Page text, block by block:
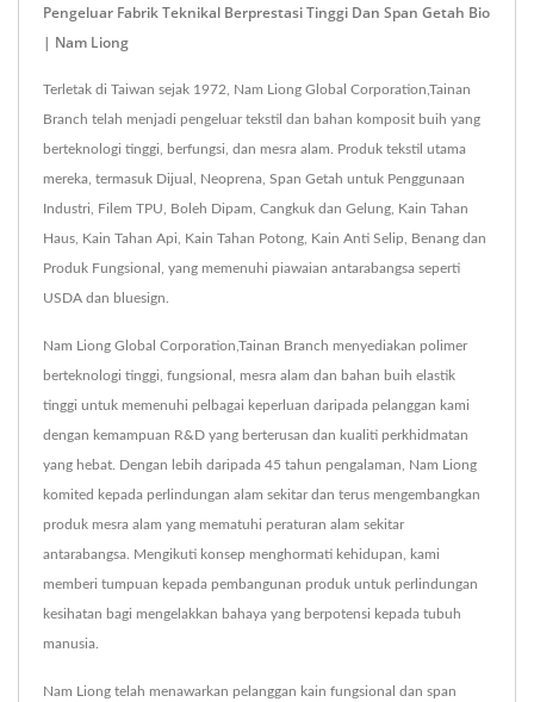
Pengeluar Fabrik Teknikal Berprestasi Tinggi Dan Span Getah Bio
| Nam Liong
Terletak di Taiwan sejak 1972, Nam Liong Global Corporation,Tainan
Branch telah menjadi pengeluar tekstil dan bahan komposit buih yang
berteknologi tinggi, berfungsi, dan mesra alam. Produk tekstil utama
mereka, termasuk Dijual, Neoprena, Span Getah untuk Penggunaan
Industri, Filem TPU, Boleh Dipam, Cangkuk dan Gelung, Kain Tahan
Haus, Kain Tahan Api, Kain Tahan Potong, Kain Anti Selip, Benang dan
Produk Fungsional, yang memenuhi piawaian antarabangsa seperti
USDA dan bluesign.
Nam Liong Global Corporation,Tainan Branch menyediakan polimer
berteknologi tinggi, fungsional, mesra alam dan bahan buih elastik
tinggi untuk memenuhi pelbagai keperluan daripada pelanggan kami
dengan kemampuan R&D yang berterusan dan kualiti perkhidmatan
yang hebat. Dengan lebih daripada 45 tahun pengalaman, Nam Liong
komited kepada perlindungan alam sekitar dan terus mengembangkan
produk mesra alam yang mematuhi peraturan alam sekitar
antarabangsa. Mengikuti konsep menghormati kehidupan, kami
memberi tumpuan kepada pembangunan produk untuk perlindungan
kesihatan bagi mengelakkan bahaya yang berpotensi kepada tubuh
manusia.
Nam Liong telah menawarkan pelanggan kain fungsional dan span